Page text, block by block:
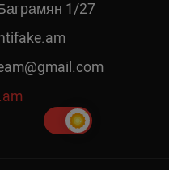
1/27